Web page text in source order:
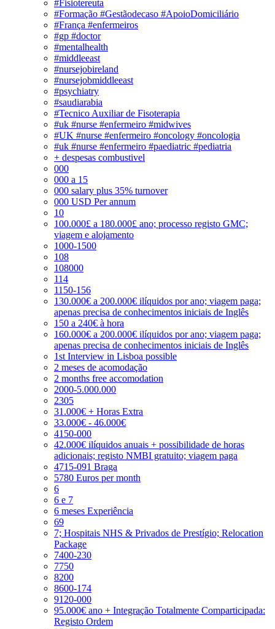
#Fisiotereuta
#Formação #Gestãodecaso #ApoioDomiciliário
#França #enfermeiros
#gp #doctor
#mentalhealth
#middleeast
#nursejobireland
#nursejobmiddleeast
#psychiatry
#saudiarabia
#Tecnico Auxiliar de Fisoterapia
#uk #nurse #enfermeiro #midwives
#UK #nurse #enfermeiro #oncology #oncologia
#uk #nurse #enfermeiro #paediatric #pediatria
+ despesas combustivel
000
000 a 15
000 salary plus 35% turnover
000 USD Per annum
10
100.000£ a 180.000£ ano; processo registo GMC;
viagem e alojamento
1000-1500
108
108000
114
1150-156
130.000€ a 200.000€ ilíquidos por ano; viagem paga;
apenas precisa de conhecimentos iniciais de Inglês
150 a 240€ à hora
160.000€ a 200.000€ ilíquidos por ano; viagem paga;
apenas precisa de conhecimentos iniciais de Inglês
1st Interview in Lisboa possible
2 meses de acomodação
2 months free accomodation
2000-5.000.000
2305
31.000€ + Horas Extra
33.000€ - 46.000€
4150-000
42.000€ ilíquidos anuais + possibilidade de horas
adicionais; registo NMBI gratuito; viagem paga
4715-091 Braga
5780 Euros per month
6
6 e 7
6 meses Experiência
69
7; Hospitais NHS & Privados de Prestígio; Relocation
Package
7400-230
7750
8200
8600-174
9120-000
95.000€ ano + Integração Totalmente Comparticipada:
Registo Ordem